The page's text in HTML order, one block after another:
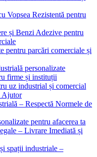
Vopsea Rezistentă pentru
și Benzi Adezive pentru
pentru parcări comerciale și
personalizate
firme și instituții
uz industrial și comercial
Ajutor
– Respectă Normele de
pentru afacerea ta
– Livrare Imediată și
spații industriale –